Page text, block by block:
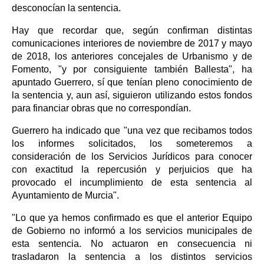
desconocían la sentencia.
Hay que recordar que, según confirman distintas
comunicaciones interiores de noviembre de 2017 y mayo
de 2018, los anteriores concejales de Urbanismo y de
Fomento, "y por consiguiente también Ballesta", ha
apuntado Guerrero, sí que tenían pleno conocimiento de
la sentencia y, aun así, siguieron utilizando estos fondos
para financiar obras que no correspondían.
Guerrero ha indicado que "una vez que recibamos todos
los informes solicitados, los someteremos a
consideración de los Servicios Jurídicos para conocer
con exactitud la repercusión y perjuicios que ha
provocado el incumplimiento de esta sentencia al
Ayuntamiento de Murcia".
"Lo que ya hemos confirmado es que el anterior Equipo
de Gobierno no informó a los servicios municipales de
esta sentencia. No actuaron en consecuencia ni
trasladaron la sentencia a los distintos servicios